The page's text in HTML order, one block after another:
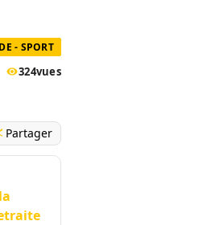
- SPORT
324vues
Partager